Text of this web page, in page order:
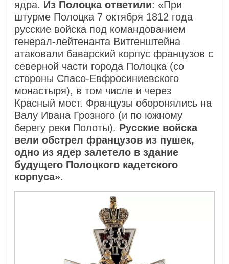
ядра. Из Полоцка ответили: «При
штурме Полоцка 7 октября 1812 года
русские войска под командованием
генерал-лейтенанта Витгенштейна
атаковали баварский корпус французов с
северной части города Полоцка (со
стороны Спасо-Евфросиниевского
монастыря), в том числе и через
Красный мост. Французы оборонялись на
Валу Ивана Грозного (и по южному
берегу реки Полоты). Русские войска
вели обстрел французов из пушек,
одно из ядер залетело в здание
будущего Полоцкого кадетского
корпуса».